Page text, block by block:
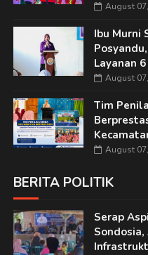
August
Ibu Murni
Layanan
August
Tim
August
BERITA POLITIK
Serap